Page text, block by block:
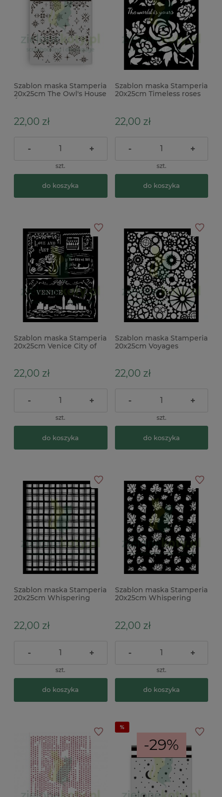
Szablon maska Stamperia
20x25cm The Owl's House
22,00 zł
- +
szt.
do koszyka
Szablon maska Stamperia
20x25cm Timeless roses
22,00 zł
- +
szt.
do koszyka
Szablon maska Stamperia
20x25cm Venice City of
22,00 zł
- +
szt.
do koszyka
Szablon maska Stamperia
20x25cm Voyages
22,00 zł
- +
szt.
do koszyka
Szablon maska Stamperia
20x25cm Whispering
22,00 zł
- +
szt.
do koszyka
Szablon maska Stamperia
20x25cm Whispering
22,00 zł
- +
szt.
do koszyka
-29%